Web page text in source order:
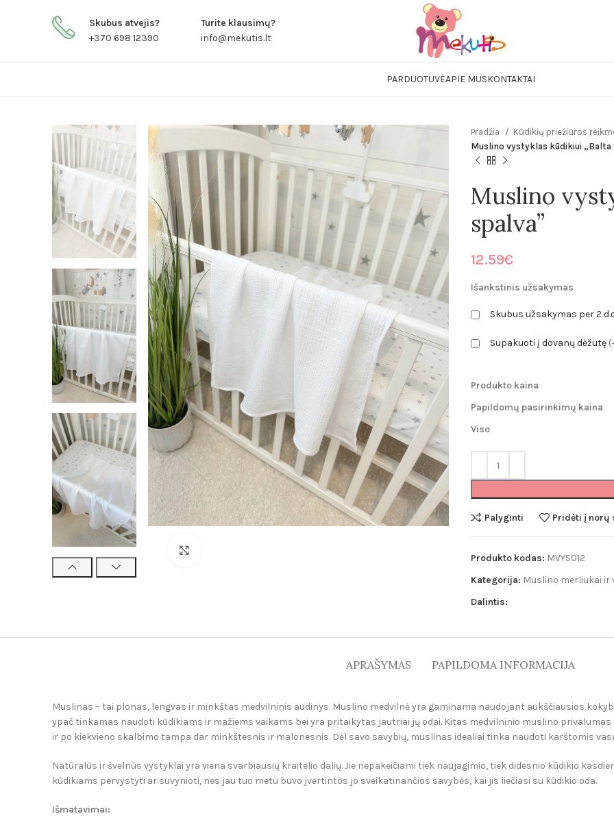
Skubus atvejis?
+370 698 12390
Turite klausimų?
info@mekutis.lt
PARDUOTUVĖAPIE MUSKONTAKTAI
Čiužiniai
Paklodės
Pledai
Minky pledai
Merino vilnos
Pradžia
Kūdikių priežiūros
Muslino vystyklas kūdikiui „Balta
Muslino
spalva”
12.59€
Išankstinis užsakymas
Skubus užsakymas per 2
Supakuoti į dovanų dėžutę
Produkto kaina
Papildomų pasirinkimų kaina
Viso
Palyginti Pridėti į norų
Produkto kodas: MVYS012
Kategorija: Muslino merliukai ir
Dalintis:
APRAŠYMAS PAPILDOMA INFORMACIJA
Muslinas – tai plonas, lengvas ir minkštas medvilninis audinys. Muslino medvilnė yra gaminama naudojant aukščiausios
ypač tinkamas naudoti kūdikiams ir mažiems vaikams bei yra pritaikytas jautriai jų odai. Kitas medvilninio muslino
ir po kiekvieno skalbimo tampa dar minkštesnis ir malonesnis. Dėl savo savybių, muslinas idealiai tinka naudoti karštomis
Natūralūs ir švelnūs vystyklai yra viena svarbiausių kraitelio dalių. Jie nepakeičiami tiek naujagimio, tiek didesnio kūdikio
kūdikiams pervystyti ar suvynioti, nes jau tuo metu buvo įvertintos jo sveikatinančios savybės, kai jis liečiasi su kūdikio oda.
Išmatavimai: